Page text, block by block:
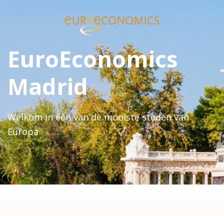
EuroEconomics
Madrid
Welkom in één van de mooiste steden van
Europa